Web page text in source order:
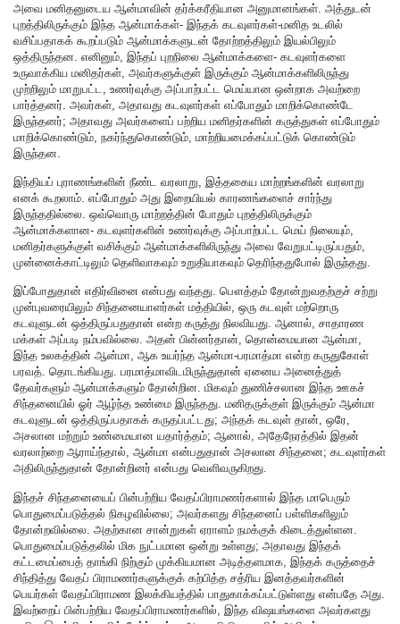
அவை மனிதனுடைய ஆன்மாவின் தர்க்கரீதியான அனுமானங்கள். அத்துடன்
புறத்திலிருக்கும் இந்த ஆன்மாக்கள்- இந்தக் கடவுளர்கள்-மனித உடலில்
வசிப்பதாகக் கூறப்படும் ஆன்மாக்களுடன் தோற்றத்திலும் இயல்பிலும்
ஒத்திருந்தன. எனினும், இந்தப் புறநிலை ஆன்மாக்களை- கடவுளர்களை
உருவாக்கிய மனிதர்கள், அவர்களுக்குள் இருக்கும் ஆன்மாக்களிலிருந்து
முற்றிலும் மாறுபட்ட, உணர்வுக்கு அப்பாற்பட்ட மெய்யான ஒன்றாக அவற்றை
பார்த்தனர். அவர்கள், அதாவது கடவுளர்கள் எப்போதும் மாறிக்கொண்டே
இருந்தனர்; அதாவது அவர்களைப் பற்றிய மனிதர்களின் கருத்துகள் எப்போதும்
மாறிக்கொண்டும், நகர்ந்துகொண்டும், மாற்றியமைக்கப்பட்டுக் கொண்டும்
இருந்தன.
இந்தியப் புராணங்களின் நீண்ட வரலாறு, இத்தகைய மாற்றங்களின் வரலாறு
எனக் கூறலாம். எப்போதும் அது இறையியல் காரணங்களைச் சார்ந்து
இருந்ததில்லை. ஒவ்வொரு மாற்றத்தின் போதும் புறத்திலிருக்கும்
ஆன்மாக்களான- கடவுளர்களின் உணர்வுக்கு அப்பாற்பட்ட மெய் நிலையும்,
மனிதர்களுக்குள் வசிக்கும் ஆன்மாக்களிலிருந்து அவை வேறுபட்டிருப்பதும்,
முன்னைக்காட்டிலும் தெளிவாகவும் உறுதியாகவும் தெரிந்ததுபோல் இருந்தது.
இப்போதுதான் எதிர்வினை என்பது வந்தது. பௌத்தம் தோன்றுவதற்குச் சற்று
முன்புவரையிலும் சிந்தனையாளர்கள் மத்தியில், ஒரு கடவுள் மற்றொரு
கடவுளுடன் ஒத்திருப்பதுதான் என்ற கருத்து நிலவியது. ஆனால், சாதாரண
மக்கள் அப்படி நம்பவில்லை. அதன் பின்னர்தான், தொன்மையான ஆன்மா,
இந்த உலகத்தின் ஆன்மா, ஆக உயர்ந்த ஆன்மா-பரமாத்மா என்ற கருதுகோள்
பரவத். தொடங்கியது. பரமாத்மாவிடமிருந்துதான் ஏனைய அனைத்துத்
தேவர்களும் ஆன்மாக்களும் தோன்றின. மிகவும் துணிச்சலான இந்த ஊகச்
சிந்தனையில் ஓர் ஆழ்ந்த உண்மை இருந்தது. மனிதருக்குள் இருக்கும் ஆன்மா
கடவுளுடன் ஒத்திருப்பதாகக் கருதப்பட்டது; அந்தக் கடவுள் தான், ஒரே,
அசலான மற்றும் உண்மையான யதார்த்தம்; ஆனால், அதேநேரத்தில் இதன்
வரலாற்றை ஆராய்ந்தால், ஆன்மா என்பதுதான் அசலான சிந்தனை; கடவுளர்கள்
அதிலிருந்துதான் தோன்றினர் என்பது வெளிவருகிறது.
இந்தச் சிந்தனையைப் பின்பற்றிய வேதப்பிராமணர்களால் இந்த மாபெரும்
பொதுமைப்படுத்தல் நிகழவில்லை; அவர்களது சிந்தனைப் பள்ளிகளிலும்
தோன்றவில்லை. அதற்கான சான்றுகள் ஏராளம் நமக்குக் கிடைத்துள்ளன.
பொதுமைப்படுத்தலில் மிக நுட்பமான ஒன்று உள்ளது; அதாவது இந்தக்
கட்டமைப்பைத் தாங்கி நிற்கும் முக்கியமான அடித்தளமாக, இந்தக் கருத்தைச்
சிந்தித்து வேதப் பிராமணர்களுக்குக் கற்பித்த சத்ரிய இனத்தவர்களின்
பெயர்கள் வேதப்பிராமண இலக்கியத்தில் பாதுகாக்கப்பட்டுள்ளது என்பதே அது.
இவற்றைப் பின்பற்றிய வேதப்பிராமணர்களில், இந்த விஷயங்களை அவர்களது